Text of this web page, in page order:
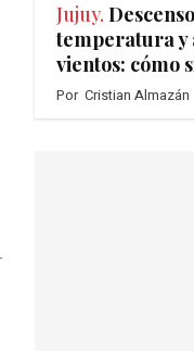
Jujuy.
temperatura
vientos: cómo
Por Cristian Almazán